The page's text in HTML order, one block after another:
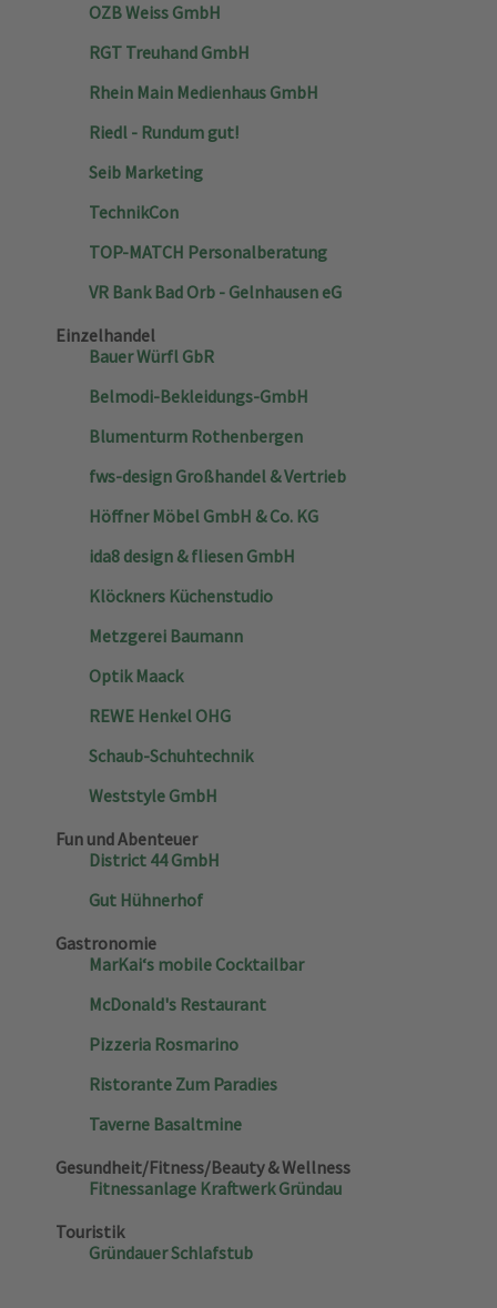
OZB Weiss GmbH
RGT Treuhand GmbH
Rhein Main Medienhaus GmbH
Riedl - Rundum gut!
Seib Marketing
TechnikCon
TOP-MATCH Personalberatung
VR Bank Bad Orb - Gelnhausen eG
Einzelhandel
Bauer Würfl GbR
Belmodi-Bekleidungs-GmbH
Blumenturm Rothenbergen
fws-design Großhandel & Vertrieb
Höffner Möbel GmbH & Co. KG
ida8 design & fliesen GmbH
Klöckners Küchenstudio
Metzgerei Baumann
Optik Maack
REWE Henkel OHG
Schaub-Schuhtechnik
Weststyle GmbH
Fun und Abenteuer
District 44 GmbH
Gut Hühnerhof
Gastronomie
MarKai‘s mobile Cocktailbar
McDonald's Restaurant
Pizzeria Rosmarino
Ristorante Zum Paradies
Taverne Basaltmine
Gesundheit/Fitness/Beauty & Wellness
Fitnessanlage Kraftwerk Gründau
Touristik
Gründauer Schlafstub